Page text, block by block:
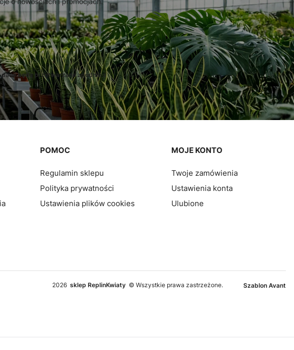
będą przetwarzane zgodnie z
POMOC
Regulamin sklepu
Polityka prywatności
Ustawienia plików cookies
MOJE KONTO
Twoje zamówienia
Ustawienia konta
Ulubione
2026 sklep ReplinKwiaty © Wszystkie prawa zastrzeżone. Szablon Avant